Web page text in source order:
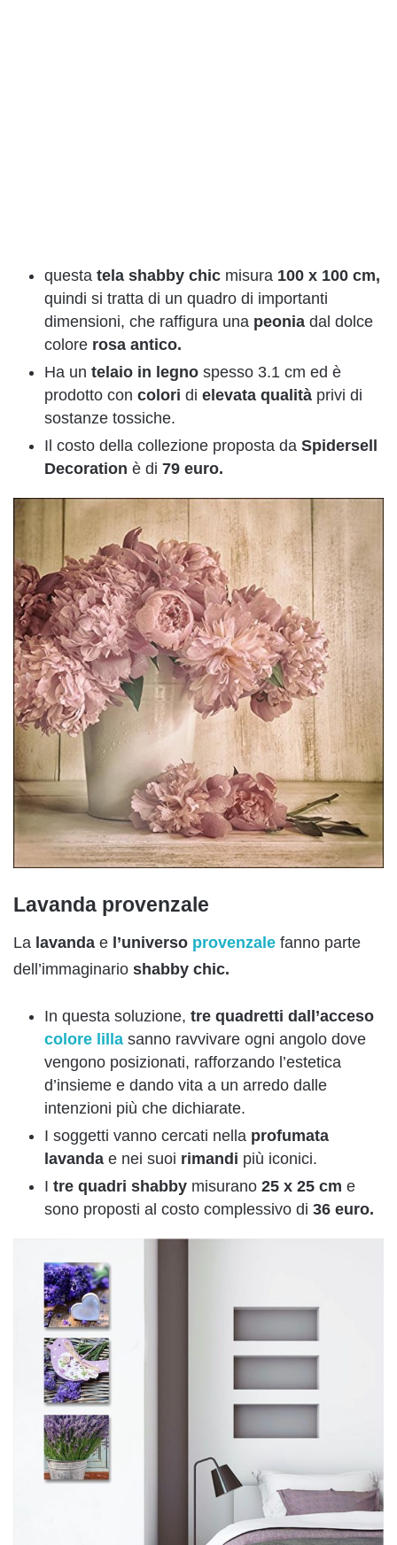
questa tela shabby chic misura 100 x 100 cm,
quindi si tratta di un quadro di importanti
dimensioni, che raffigura una peonia dal dolce
colore rosa antico.
Ha un telaio in legno spesso 3.1 cm ed è
prodotto con colori di elevata qualità privi di
sostanze tossiche.
Il costo della collezione proposta da Spidersell
Decoration è di 79 euro.
Lavanda provenzale
La lavanda e l’universo provenzale fanno parte
dell’immaginario shabby chic.
In questa soluzione, tre quadretti dall’acceso
colore lilla sanno ravvivare ogni angolo dove
vengono posizionati, rafforzando l’estetica
d’insieme e dando vita a un arredo dalle
intenzioni più che dichiarate.
I soggetti vanno cercati nella profumata
lavanda e nei suoi rimandi più iconici.
I tre quadri shabby misurano 25 x 25 cm e
sono proposti al costo complessivo di 36 euro.